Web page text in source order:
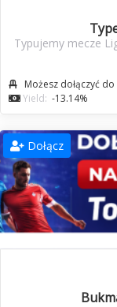
Typujemy mecze
Możesz dołączyć
Yield: -13.14%
Dołącz